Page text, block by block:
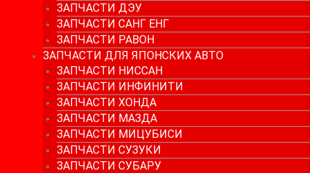
ЗАПЧАСТИ ДЭУ
ЗАПЧАСТИ САНГ ЕНГ
ЗАПЧАСТИ РАВОН
ЗАПЧАСТИ ДЛЯ ЯПОНСКИХ АВТО
ЗАПЧАСТИ НИССАН
ЗАПЧАСТИ ИНФИНИТИ
ЗАПЧАСТИ ХОНДА
ЗАПЧАСТИ МАЗДА
ЗАПЧАСТИ МИЦУБИСИ
ЗАПЧАСТИ СУЗУКИ
ЗАПЧАСТИ СУБАРУ